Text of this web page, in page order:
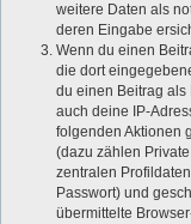
weitere Daten als
deren Eingabe
Wenn du einen
die dort
du einen Beitrag als
auch deine IP-
folgenden Aktionen
(dazu zählen
zentralen
Passwort) und
übermittelte